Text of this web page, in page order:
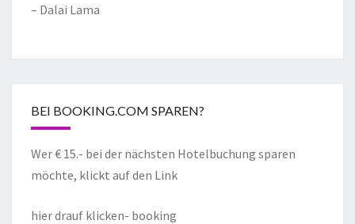
– Dalai Lama
BEI BOOKING.COM SPAREN?
Wer € 15.- bei der nächsten Hotelbuchung sparen
möchte, klickt auf den Link
hier drauf klicken- booking